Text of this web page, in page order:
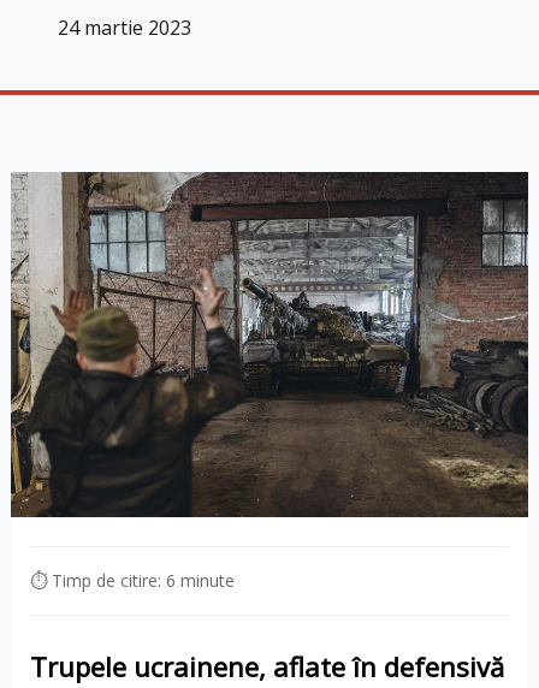
24 martie 2023
⏱ Timp de citire: 6 minute
Trupele ucrainene, aflate în defensivă